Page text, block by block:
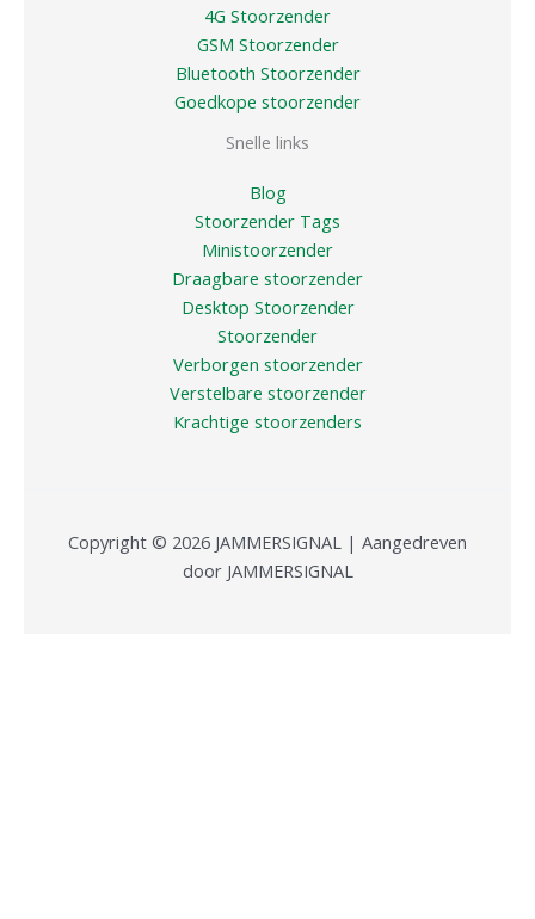
4G Stoorzender
GSM Stoorzender
Bluetooth Stoorzender
Goedkope stoorzender
Snelle links
Blog
Stoorzender Tags
Ministoorzender
Draagbare stoorzender
Desktop Stoorzender
Stoorzender
Verborgen stoorzender
Verstelbare stoorzender
Krachtige stoorzenders
Copyright © 2026 JAMMERSIGNAL | Aangedreven
door JAMMERSIGNAL